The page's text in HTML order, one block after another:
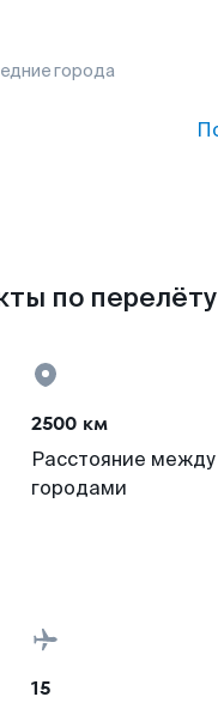
города
по перелёту
2500 км
Расстояние между
городами
15